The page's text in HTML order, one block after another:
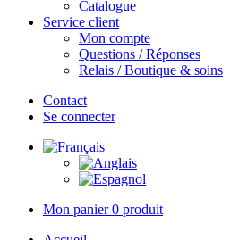
Catalogue
Service client
Mon compte
Questions / Réponses
Relais / Boutique & soins
Contact
Se connecter
Mon panier0 produit